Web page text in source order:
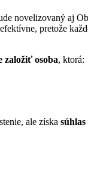
novelizovaný aj
pretože
založiť osoba, ktorá:
ale získa